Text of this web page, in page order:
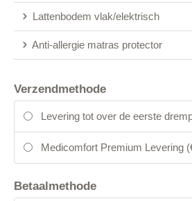
Lattenbodem vlak/elektrisch
Anti-allergie matras protector
Verzendmethode
Levering tot over de eerste
Medicomfort Premium Levering
Betaalmethode